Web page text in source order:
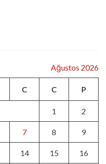
Ağustos 2026
C C P
1 2
7 8 9
14 15 16